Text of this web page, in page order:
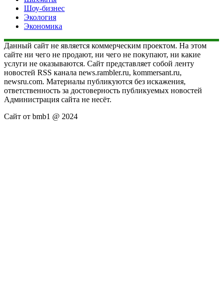
Шоу-бизнес
Экология
Экономика
Данный сайт не является коммерческим проектом. На этом
сайте ни чего не продают, ни чего не покупают, ни какие
услуги не оказываются. Сайт представляет собой ленту
новостей RSS канала news.rambler.ru, kommersant.ru,
newsru.com. Материалы публикуются без искажения,
ответственность за достоверность публикуемых новостей
Администрация сайта не несёт.
Сайт от bmb1 @ 2024